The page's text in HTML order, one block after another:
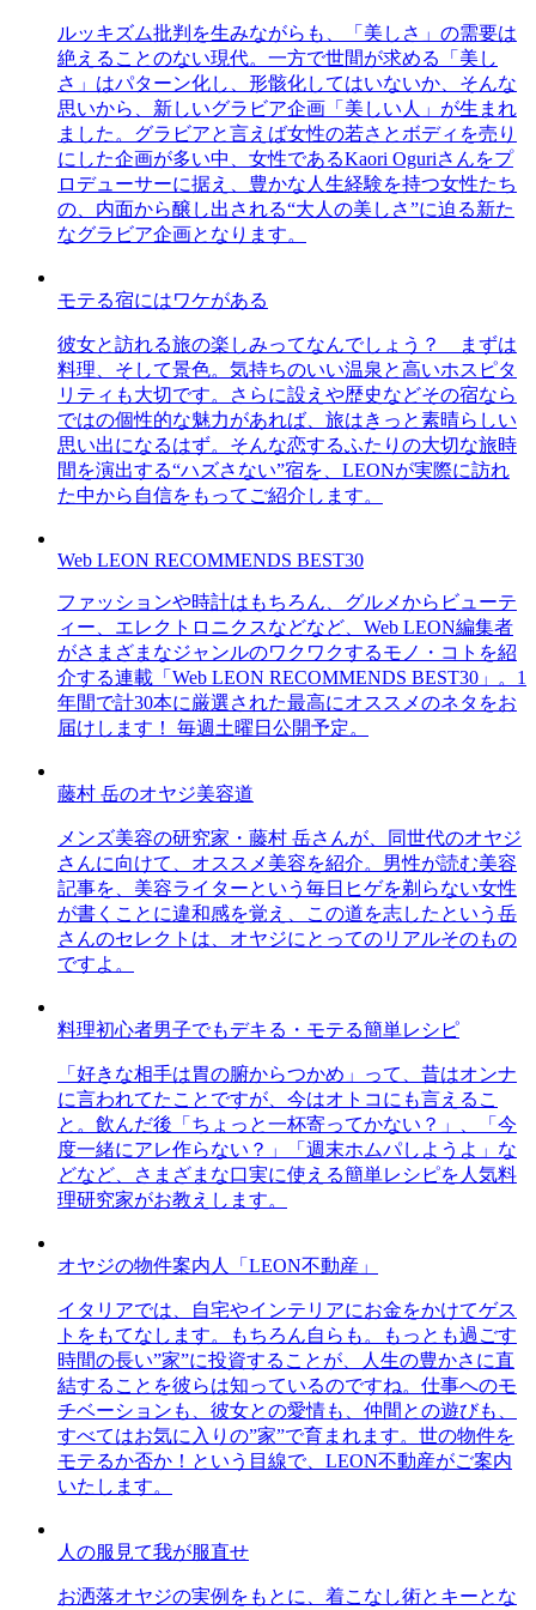
ルッキズム批判を生みながらも、「美しさ」の需要は
絶えることのない現代。一方で世間が求める「美し
さ」はパターン化し、形骸化してはいないか、そんな
思いから、新しいグラビア企画「美しい人」が生まれ
ました。グラビアと言えば女性の若さとボディを売り
にした企画が多い中、女性であるKaori Oguriさんをプ
ロデューサーに据え、豊かな人生経験を持つ女性たち
の、内面から醸し出される“大人の美しさ”に迫る新た
なグラビア企画となります。
モテる宿にはワケがある
彼女と訪れる旅の楽しみってなんでしょう？ まずは
料理、そして景色。気持ちのいい温泉と高いホスピタ
リティも大切です。さらに設えや歴史などその宿なら
ではの個性的な魅力があれば、旅はきっと素晴らしい
思い出になるはず。そんな恋するふたりの大切な旅時
間を演出する“ハズさない”宿を、LEONが実際に訪れ
た中から自信をもってご紹介します。
Web LEON RECOMMENDS BEST30
ファッションや時計はもちろん、グルメからビューテ
ィー、エレクトロニクスなどなど、Web LEON編集者
がさまざまなジャンルのワクワクするモノ・コトを紹
介する連載「Web LEON RECOMMENDS BEST30」。1
年間で計30本に厳選された最高にオススメのネタをお
届けします！ 毎週土曜日公開予定。
藤村 岳のオヤジ美容道
メンズ美容の研究家・藤村 岳さんが、同世代のオヤジ
さんに向けて、オススメ美容を紹介。男性が読む美容
記事を、美容ライターという毎日ヒゲを剃らない女性
が書くことに違和感を覚え、この道を志したという岳
さんのセレクトは、オヤジにとってのリアルそのもの
ですよ。
料理初心者男子でもデキる・モテる簡単レシピ
「好きな相手は胃の腑からつかめ」って、昔はオンナ
に言われてたことですが、今はオトコにも言えるこ
と。飲んだ後「ちょっと一杯寄ってかない？」、「今
度一緒にアレ作らない？」「週末ホムパしようよ」な
どなど、さまざまな口実に使える簡単レシピを人気料
理研究家がお教えします。
オヤジの物件案内人「LEON不動産」
イタリアでは、自宅やインテリアにお金をかけてゲス
トをもてなします。もちろん自らも。もっとも過ごす
時間の長い”家”に投資することが、人生の豊かさに直
結することを彼らは知っているのですね。仕事へのモ
チベーションも、彼女との愛情も、仲間との遊びも、
すべてはお気に入りの”家”で育まれます。世の物件を
モテるか否か！という目線で、LEON不動産がご案内
いたします。
人の服見て我が服直せ
お洒落オヤジの実例をもとに、着こなし術とキーとな